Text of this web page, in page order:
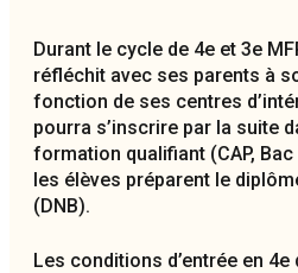
Durant le cycle de 4e et 3e
réfléchit avec ses parents à
fonction de ses centres
pourra s’inscrire par la suite
formation qualifiant (CAP,
les élèves préparent le
(DNB).
Les conditions d’entrée en 4e